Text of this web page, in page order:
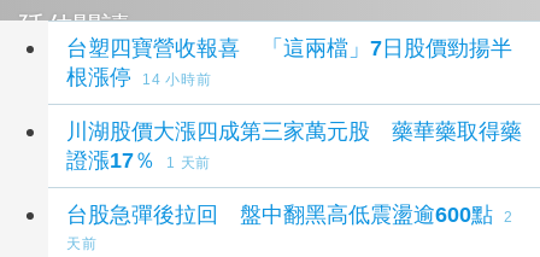
延伸閱讀
台塑四寶營收報喜 「這兩檔」7日股價勁揚半
根漲停
14 小時前
川湖股價大漲四成第三家萬元股 藥華藥取得藥
證漲17％
1 天前
台股急彈後拉回 盤中翻黑高低震盪逾600點
2
天前